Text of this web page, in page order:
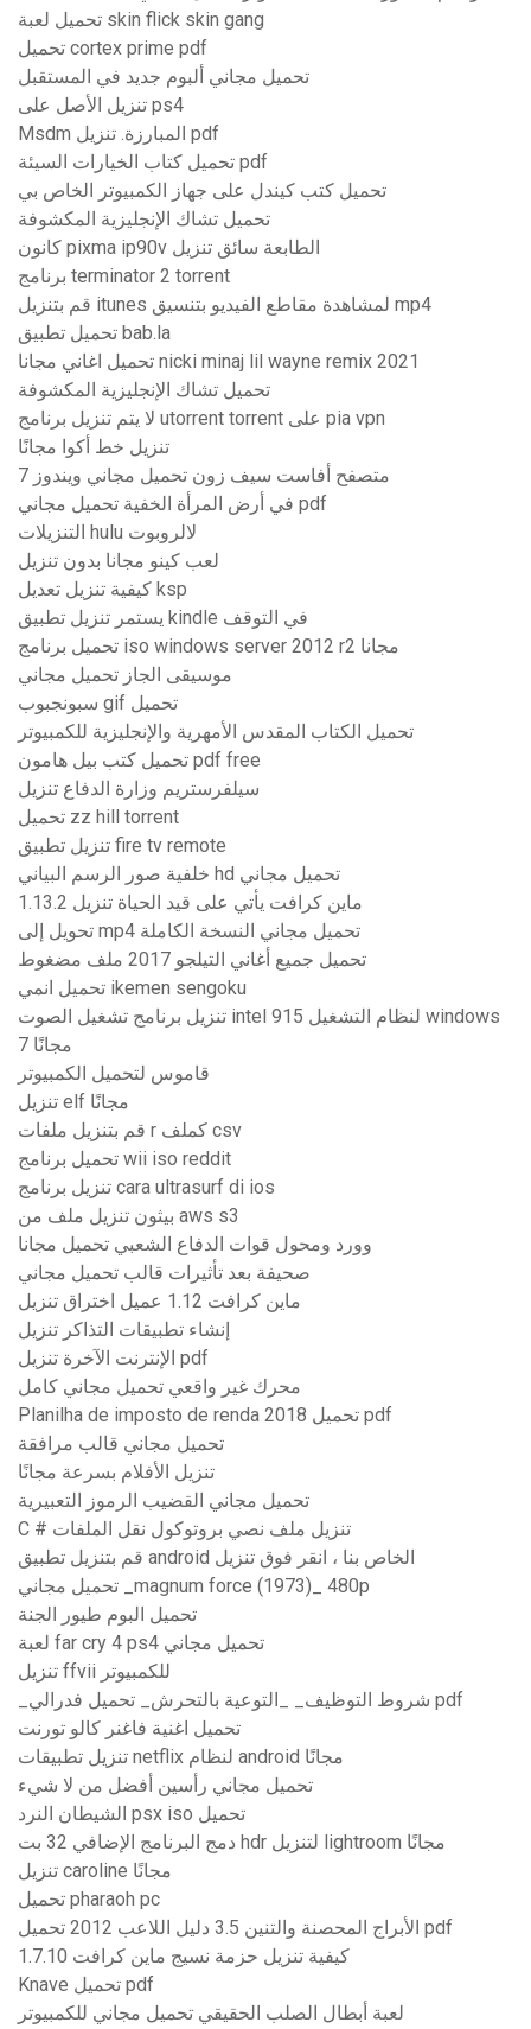
تحميل لعبة skin flick skin gang
تحميل cortex prime pdf
تحميل مجاني ألبوم جديد في المستقبل
تنزيل الأصل على ps4
Msdm المبارزة. تنزيل pdf
تحميل كتاب الخيارات السيئة pdf
تحميل كتب كيندل على جهاز الكمبيوتر الخاص بي
تحميل تشاك الإنجليزية المكشوفة
كانون pixma ip90v الطابعة سائق تنزيل
برنامج terminator 2 torrent
قم بتنزيل itunes لمشاهدة مقاطع الفيديو بتنسيق mp4
تحميل تطبيق bab.la
تحميل اغاني مجانا nicki minaj lil wayne remix 2021
تحميل تشاك الإنجليزية المكشوفة
لا يتم تنزيل برنامج utorrent torrent على pia vpn
تنزيل خط أكوا مجانًا
متصفح أفاست سيف زون تحميل مجاني ويندوز 7
في أرض المرأة الخفية تحميل مجاني pdf
التنزيلات hulu لالروبوت
لعب كينو مجانا بدون تنزيل
كيفية تنزيل تعديل ksp
يستمر تنزيل تطبيق kindle في التوقف
تحميل برنامج iso windows server 2012 r2 مجانا
موسيقى الجاز تحميل مجاني
سبونجبوب gif تحميل
تحميل الكتاب المقدس الأمهرية والإنجليزية للكمبيوتر
تحميل كتب بيل هامون pdf free
سيلفرستريم وزارة الدفاع تنزيل
تحميل zz hill torrent
تنزيل تطبيق fire tv remote
خلفية صور الرسم البياني hd تحميل مجاني
ماين كرافت يأتي على قيد الحياة تنزيل 1.13.2
تحويل إلى mp4 تحميل مجاني النسخة الكاملة
تحميل جميع أغاني التيلجو 2017 ملف مضغوط
تحميل انمي ikemen sengoku
تنزيل برنامج تشغيل الصوت intel 915 لنظام التشغيل windows
7 مجانًا
قاموس لتحميل الكمبيوتر
تنزيل elf مجانًا
قم بتنزيل ملفات r كملف csv
تحميل برنامج wii iso reddit
تنزيل برنامج cara ultrasurf di ios
بيثون تنزيل ملف من aws s3
وورد ومحول قوات الدفاع الشعبي تحميل مجانا
صحيفة بعد تأثيرات قالب تحميل مجاني
ماين كرافت 1.12 عميل اختراق تنزيل
إنشاء تطبيقات التذاكر تنزيل
الإنترنت الآخرة تنزيل pdf
محرك غير واقعي تحميل مجاني كامل
Planilha de imposto de renda 2018 تحميل pdf
تحميل مجاني قالب مرافقة
تنزيل الأفلام بسرعة مجانًا
تحميل مجاني القضيب الرموز التعبيرية
C # تنزيل ملف نصي بروتوكول نقل الملفات
قم بتنزيل تطبيق android الخاص بنا ، انقر فوق تنزيل
تحميل مجاني _magnum force (1973)_ 480p
تحميل البوم طيور الجنة
لعبة far cry 4 ps4 تحميل مجاني
تنزيل ffvii للكمبيوتر
_شروط التوظيف_ _التوعية بالتحرش_ تحميل فدرالي pdf
تحميل اغنية فاغنر كالو تورنت
تنزيل تطبيقات netflix لنظام android مجانًا
تحميل مجاني رأسين أفضل من لا شيء
الشيطان النرد psx iso تحميل
دمج البرنامج الإضافي 32 بت hdr لتنزيل lightroom مجانًا
تنزيل caroline مجانًا
تحميل pharaoh pc
الأبراج المحصنة والتنين 3.5 دليل اللاعب 2012 تحميل pdf
كيفية تنزيل حزمة نسيج ماين كرافت 1.7.10
Knave تحميل pdf
لعبة أبطال الصلب الحقيقي تحميل مجاني للكمبيوتر